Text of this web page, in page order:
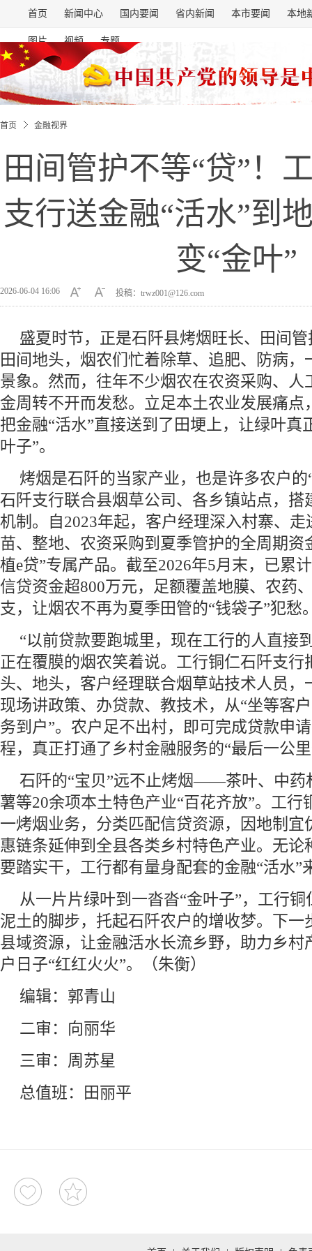
首页 新闻中心 国内要闻 省内新闻 本市要闻 本地
图片 视频 专题
首页 金融视界
田间管护不等“贷”！
支行送金融“活水”到
变“金叶”
2026-06-04 16:06 投稿：trwz001@126.com
盛夏时节，正是石阡县烤烟旺长、田间
田间地头，烟农们忙着除草、追肥、防病，
景象。然而，往年不少烟农在农资采购、人
金周转不开而发愁。立足本土农业发展痛点
把金融“活水”直接送到了田埂上，让绿叶真
叶子”。
烤烟是石阡的当家产业，也是许多农户
石阡支行联合县烟草公司、各乡镇站点，搭
机制。自2023年起，客户经理深入村寨、
苗、整地、农资采购到夏季管护的全周期资
植e贷”专属产品。截至2026年5月末，已累
信贷资金超800万元，足额覆盖地膜、农药
支，让烟农不再为夏季田管的“钱袋子”犯愁
“以前贷款要跑城里，现在工行的人直接
正在覆膜的烟农笑着说。工行铜仁石阡支行
头、地头，客户经理联合烟草站技术人员，
现场讲政策、办贷款、教技术，从“坐等客
务到户”。农户足不出村，即可完成贷款申
程，真正打通了乡村金融服务的“最后一公
石阡的“宝贝”远不止烤烟——茶叶、中药
薯等20余项本土特色产业“百花齐放”。工行
一烤烟业务，分类匹配信贷资源，因地制宜
惠链条延伸到全县各类乡村特色产业。无论
要踏实干，工行都有量身配套的金融“活水”
从一片片绿叶到一沓沓“金叶子”，工行
泥土的脚步，托起石阡农户的增收梦。下一
县域资源，让金融活水长流乡野，助力乡村
户日子“红红火火”。（朱衡）
编辑：郭青山
二审：向丽华
三审：周苏星
总值班：田丽平